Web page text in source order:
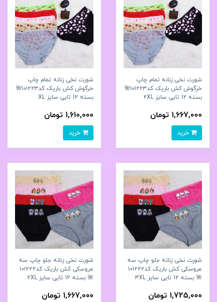
شورت نخی زنانه تمام چاپ
خرگوش کش باریک کد۱۰۱۲۲۳🌺
بسته 12 تایی سایز 2XL
1,667,000 تومان
شورت نخی زنانه تمام چاپ
خرگوش کش باریک کد۱۰۱۲۲۳🌺
بسته 12 تایی سایز XL
1,610,000 تومان
شورت نخی زنانه جلو چاپ سه
عروسکی کش باریک کد۱۰۱۲۲۲
🌺 بسته 12 تایی سایز 3XL
1,725,000 تومان
شورت نخی زنانه جلو چاپ سه
عروسکی کش باریک کد۱۰۱۲۲۲
🌺 بسته 12 تایی سایز 2XL
1,667,000 تومان